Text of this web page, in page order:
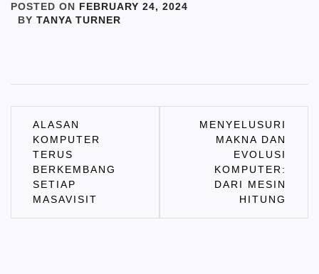
POSTED ON FEBRUARY 24, 2024
BY TANYA TURNER
Post
navigation
ALASAN
KOMPUTER
TERUS
BERKEMBANG
SETIAP
MASAVISIT
MENYELUSURI
MAKNA DAN
EVOLUSI
KOMPUTER:
DARI MESIN
HITUNG